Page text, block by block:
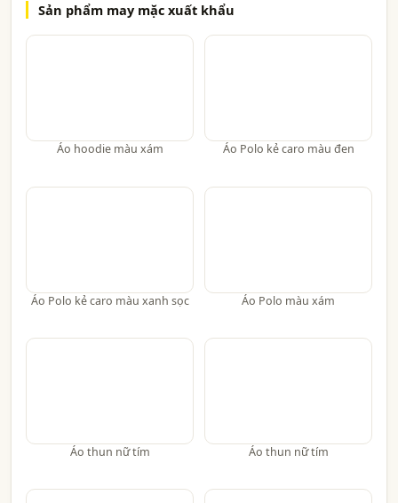
Sản phẩm may mặc xuất khẩu
Áo hoodie màu xám Áo Polo kẻ caro màu đen
Áo Polo kẻ caro màu xanh sọc Áo Polo màu xám
Áo thun nữ tím Áo thun nữ tím